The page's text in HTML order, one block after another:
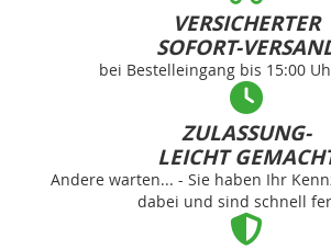
VERSICHERTER
SOFORT-
bei Bestelleingang bis 15:00
ZULASSUNG-
LEICHT
Andere warten... - Sie haben Ihr
dabei und sind schnell